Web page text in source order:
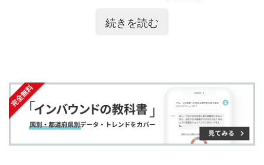
ー
追
加
桜島を望むことができ、その絶景
史と自然
の美しさを同時に楽しめるため、多くの観
光客にとって魅力的な訪問先となっています。
続きを読む